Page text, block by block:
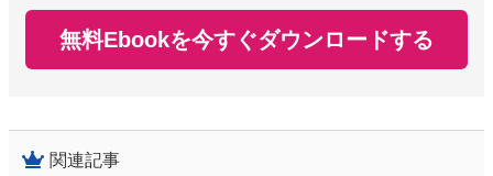
無料Ebookを今すぐダウンロードする
関連記事